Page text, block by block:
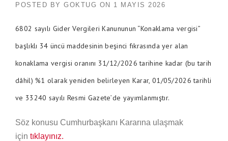
POSTED BY GOKTUG ON 1 MAYIS 2026
6802 sayılı Gider Vergileri Kanununun “Konaklama vergisi”
başlıklı 34 üncü maddesinin beşinci fıkrasında yer alan
konaklama vergisi oranını 31/12/2026 tarihine kadar (bu tarih
dâhil) %1 olarak yeniden belirleyen Karar, 01/05/2026 tarihli
ve 33240 sayılı Resmi Gazete’de yayımlanmıştır.
Söz konusu Cumhurbaşkanı Kararına ulaşmak
için tıklayınız.